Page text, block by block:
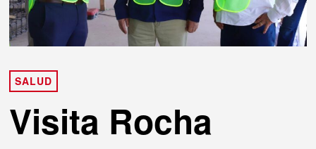
SALUD
Visita Rocha